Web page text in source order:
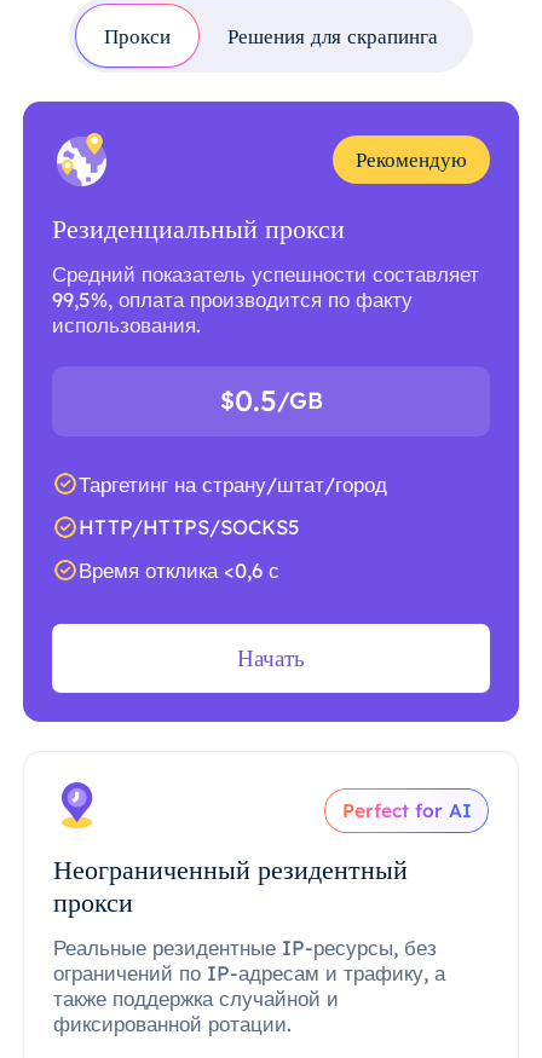
Прокси Решения для скрапинга
Рекомендую
Резиденциальный прокси
Средний показатель успешности составляет
99,5%, оплата производится по факту
использования.
$0.5/GB
Таргетинг на страну/штат/город
HTTP/HTTPS/SOCKS5
Время отклика <0,6 с
Начать
Perfect for AI
Неограниченный резидентный
прокси
Реальные резидентные IP-ресурсы, без
ограничений по IP-адресам и трафику, а
также поддержка случайной и
фиксированной ротации.